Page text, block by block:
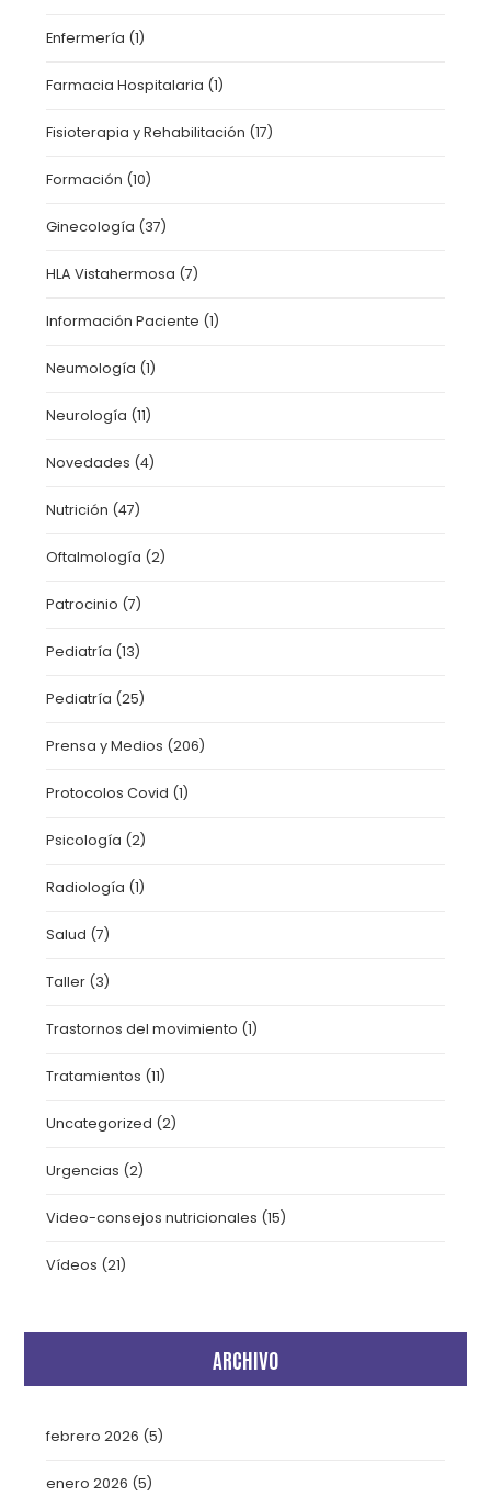
Enfermería (1)
Farmacia Hospitalaria (1)
Fisioterapia y Rehabilitación (17)
Formación (10)
Ginecología (37)
HLA Vistahermosa (7)
Información Paciente (1)
Neumología (1)
Neurología (11)
Novedades (4)
Nutrición (47)
Oftalmología (2)
Patrocinio (7)
Pediatría (13)
Pediatría (25)
Prensa y Medios (206)
Protocolos Covid (1)
Psicología (2)
Radiología (1)
Salud (7)
Taller (3)
Trastornos del movimiento (1)
Tratamientos (11)
Uncategorized (2)
Urgencias (2)
Video-consejos nutricionales (15)
Vídeos (21)
ARCHIVO
febrero 2026 (5)
enero 2026 (5)